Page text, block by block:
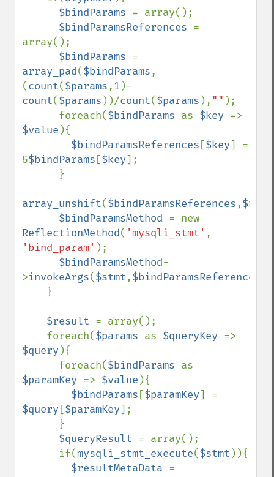
$bindParams = array();
$bindParamsReferences =
array();
$bindParams
array_pad($bindParams,
(count($params,1 )-
count($params ))/count($params ), "" );
      foreach(
$bindParams as $key
$value ){
$bindParamsReferences [$key] =
&$bindParams [$key];
array_unshift($bindParamsReferences,
$bindParamsMethod
ReflectionMethod( 'mysqli_stmt'
'bind_param' );
$bindParamsMethod-
>invokeArgs($stmt,$bindParamsReferences
$result = array();
    foreach(
$params as $queryKey
$query ){
      foreach(
$bindParams
$paramKey => $value ){
$bindParams [$paramKey
$query [$paramKey];
$queryResult = array();
      if(
mysqli_stmt_execute($stmt )){
$resultMetaData